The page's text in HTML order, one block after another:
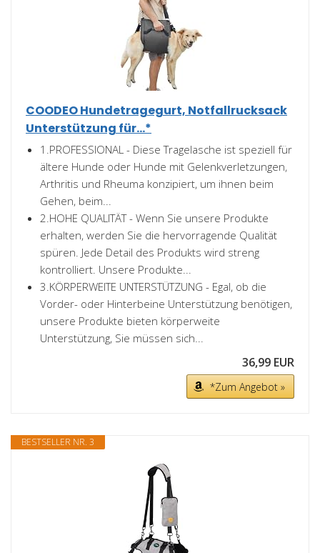
COODEO Hundetragegurt, Notfallrucksack
Unterstützung für...*
1.PROFESSIONAL - Diese Tragelasche ist speziell für
ältere Hunde oder Hunde mit Gelenkverletzungen,
Arthritis und Rheuma konzipiert, um ihnen beim
Gehen, beim...
2.HOHE QUALITÄT - Wenn Sie unsere Produkte
erhalten, werden Sie die hervorragende Qualität
spüren. Jede Detail des Produkts wird streng
kontrolliert. Unsere Produkte...
3.KÖRPERWEITE UNTERSTÜTZUNG - Egal, ob die
Vorder- oder Hinterbeine Unterstützung benötigen,
unsere Produkte bieten körperweite
Unterstützung, Sie müssen sich...
36,99 EUR
*Zum Angebot »
BESTSELLER NR. 3